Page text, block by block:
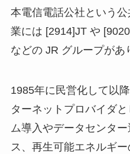
本電信電話公社という
業には [2914]JT や
などの JR グループがあ
1985年に民営化して以
ターネットプロバイダ
ム導入やデータセンタ
ス、再生可能エネルギ